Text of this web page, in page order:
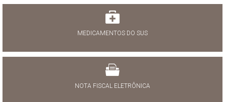
MEDICAMENTOS DO SUS
NOTA FISCAL ELETRÔNICA